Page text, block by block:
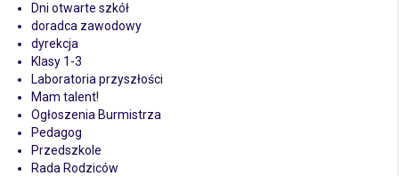
Dni otwarte szkół
doradca zawodowy
dyrekcja
Klasy 1-3
Laboratoria przyszłości
Mam talent!
Ogłoszenia Burmistrza
Pedagog
Przedszkole
Rada Rodziców